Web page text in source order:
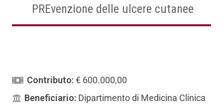
PREvenzione delle ulcere cutanee
Contributo:€ 600.000,00
Beneficiario: Dipartimento di Medicina Clinica